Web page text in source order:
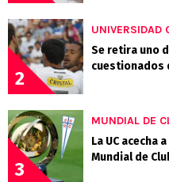
2
UNIVERSIDAD
Se retira uno
cuestionados
3
MUNDIAL DE
La UC acecha
Mundial de